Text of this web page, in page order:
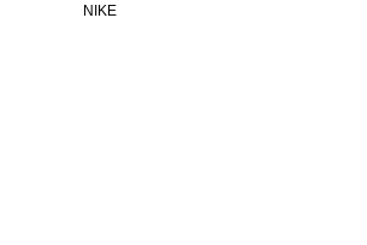
NIKE